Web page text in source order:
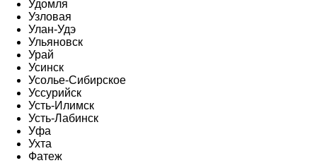
Удомля
Узловая
Улан-Удэ
Ульяновск
Урай
Усинск
Усолье-Сибирское
Уссурийск
Усть-Илимск
Усть-Лабинск
Уфа
Ухта
Фатеж